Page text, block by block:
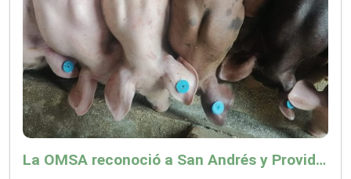
La OMSA reconoció a San Andrés y Providencia como zona libre de Peste Porcina Clásica (PPC)